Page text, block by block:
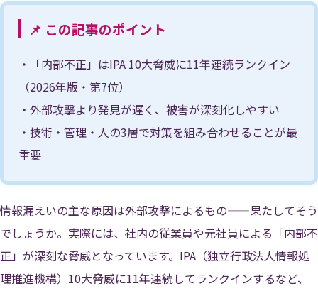
📌 この記事のポイント
・「内部不正」はIPA 10大脅威に11年連続ランクイン
（2026年版・第7位）
・外部攻撃より発見が遅く、被害が深刻化しやすい
・技術・管理・人の3層で対策を組み合わせることが最
重要
情報漏えいの主な原因は外部攻撃によるもの——果たしてそう
でしょうか。実際には、社内の従業員や元社員による「内部不
正」が深刻な脅威となっています。IPA（独立行政法人情報処
理推進機構）10大脅威に11年連続してランクインするなど、